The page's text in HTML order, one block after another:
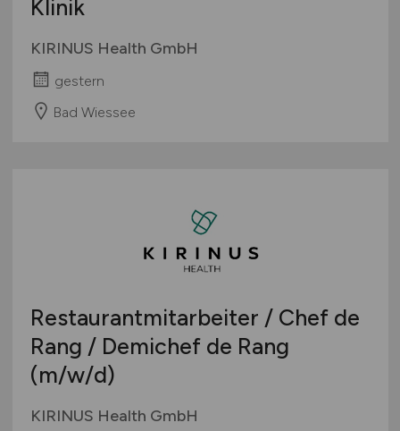
Klinik
KIRINUS Health GmbH
gestern
Bad Wiessee
Restaurantmitarbeiter / Chef de
Rang / Demichef de Rang
(m/w/d)
KIRINUS Health GmbH